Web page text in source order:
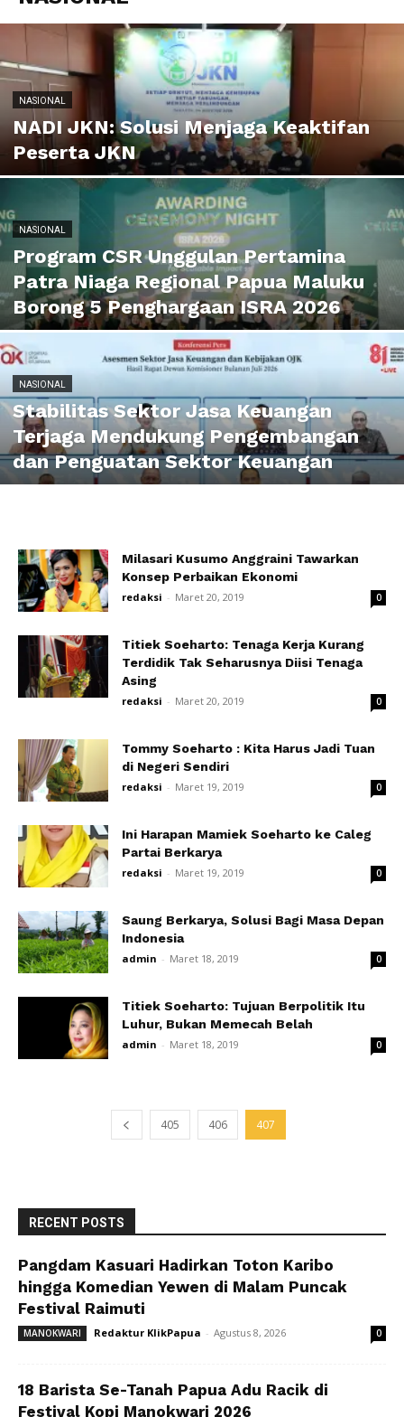
NASIONAL
NADI JKN: Solusi Menjaga Keaktifan
Peserta JKN
NASIONAL
Program CSR Unggulan Pertamina
Patra Niaga Regional Papua Maluku
Borong 5 Penghargaan ISRA 2026
NASIONAL
Stabilitas Sektor Jasa Keuangan
Terjaga Mendukung Pengembangan
dan Penguatan Sektor Keuangan
Milasari Kusumo Anggraini Tawarkan
Konsep Perbaikan Ekonomi
redaksi - Maret 20, 2019 0
Titiek Soeharto: Tenaga Kerja Kurang
Terdidik Tak Seharusnya Diisi Tenaga
Asing
redaksi - Maret 20, 2019 0
Tommy Soeharto : Kita Harus Jadi Tuan
di Negeri Sendiri
redaksi - Maret 19, 2019 0
Ini Harapan Mamiek Soeharto ke Caleg
Partai Berkarya
redaksi - Maret 19, 2019 0
Saung Berkarya, Solusi Bagi Masa Depan
Indonesia
admin - Maret 18, 2019 0
Titiek Soeharto: Tujuan Berpolitik Itu
Luhur, Bukan Memecah Belah
admin - Maret 18, 2019 0
405 406 407
RECENT POSTS
Pangdam Kasuari Hadirkan Toton Karibo
hingga Komedian Yewen di Malam Puncak
Festival Raimuti
MANOKWARI Redaktur KlikPapua - Agustus 8, 2026 0
18 Barista Se-Tanah Papua Adu Racik di
Festival Kopi Manokwari 2026